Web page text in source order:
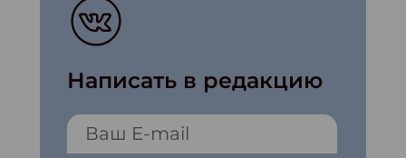
Написать в редакцию